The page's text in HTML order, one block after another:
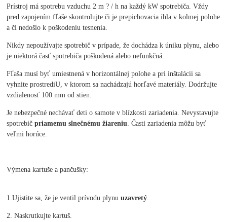
Prístroj má spotrebu vzduchu 2 m ? / h na každý kW spotrebiča. Vždy
pred zapojením fľaše skontrolujte či je prepichovacia ihla v kolmej polohe
a či nedošlo k poškodeniu tesnenia.
Nikdy nepoužívajte spotrebič v prípade, že dochádza k úniku plynu, alebo
je niektorá časť spotrebiča poškodená alebo nefunkčná.
Fľaša musí byť umiestnená v horizontálnej polohe a pri inštalácii sa
vyhnite prostrediU, v ktorom sa nachádzajú horľavé materiály. Dodržujte
vzdialenosť 100 mm od stien.
Je nebezpečné nechávať deti o samote v blízkosti zariadenia. Nevystavujte
spotrebičpriamemu slnečnému žiareniu . Časti zariadenia môžu byť
veľmi horúce.
Výmena kartuše a pančušky:
1.Ujistite sa, že je ventil prívodu plynuuzavretý
2. Naskrutkujte kartuš.